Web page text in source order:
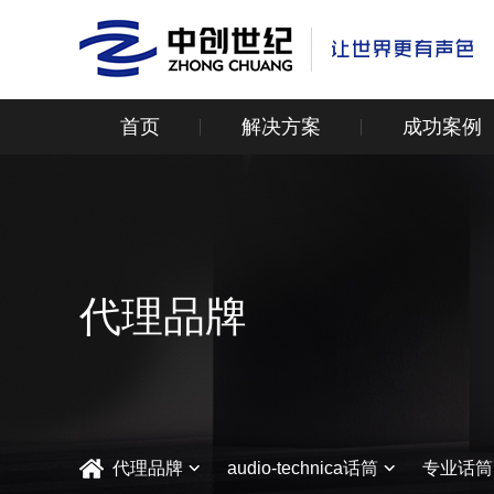
首页 解决方案 成功案例
代理品牌
代理品牌 audio-technica话筒 专业话筒